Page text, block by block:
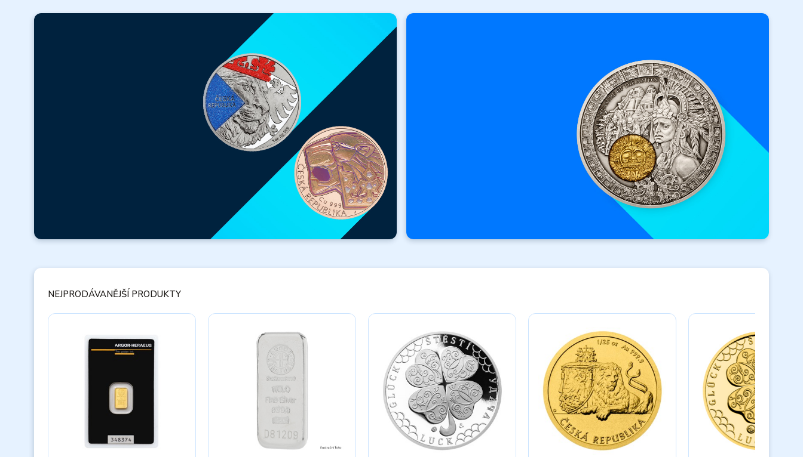
ZDARMA
dárky k nákupu!
Novinky
produkty.
Prohlédnout nabídku
NEJPRODÁVANĚJŠÍ PRODUKTY